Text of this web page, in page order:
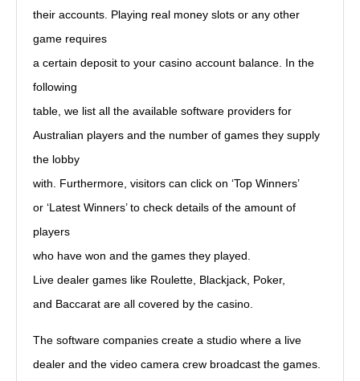
their accounts. Playing real money slots or any other
game requires
a certain deposit to your casino account balance. In the
following
table, we list all the available software providers for
Australian players and the number of games they supply
the lobby
with. Furthermore, visitors can click on ‘Top Winners’
or ‘Latest Winners’ to check details of the amount of
players
who have won and the games they played.
Live dealer games like Roulette, Blackjack, Poker,
and Baccarat are all covered by the casino.
The software companies create a studio where a live
dealer and the video camera crew broadcast the games.